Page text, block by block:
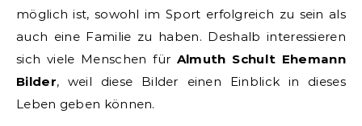
möglich ist, sowohl im Sport erfolgreich zu sein als
auch eine Familie zu haben. Deshalb interessieren
sich viele Menschen für Almuth Schult Ehemann
Bilder, weil diese Bilder einen Einblick in dieses
Leben geben können.